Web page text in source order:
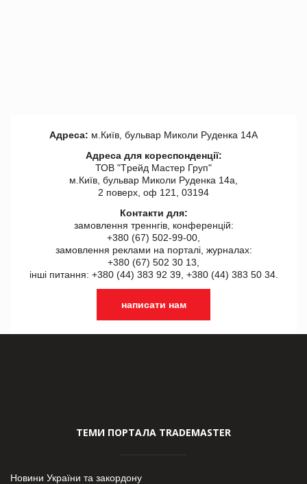
Адреса: м.Київ, бульвар Миколи Руденка 14А
Адреса для кореспонденції:
ТОВ "Tрейд Мастер Груп"
м.Київ, бульвар Миколи Руденка 14а,
2 поверх, оф 121, 03194
Контакти для:
замовлення треннгів, конференцій:
+380 (67) 502-99-00,
замовлення реклами на порталі, журналах:
+380 (67) 502 30 13,
інші питання: +380 (44) 383 92 39, +380 (44) 383 50 34.
написати нам
ТЕМИ ПОРТАЛА TRADEMASTER
Новини України та закордону